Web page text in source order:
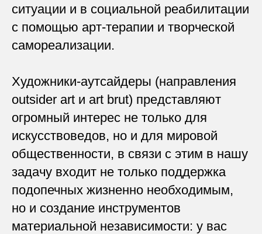
ситуации и в социальной реабилитации
c помощью арт-терапии и творческой
самореализации.
Художники-аутсайдеры (направления
outsider art и art brut) представляют
огромный интерес не только для
искусствоведов, но и для мировой
общественности, в связи с этим в нашу
задачу входит не только поддержка
подопечных жизненно необходимым,
но и создание инструментов
материальной независимости: у вас